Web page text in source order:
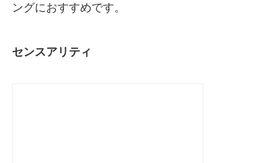
ングにおすすめです。
センスアリティ